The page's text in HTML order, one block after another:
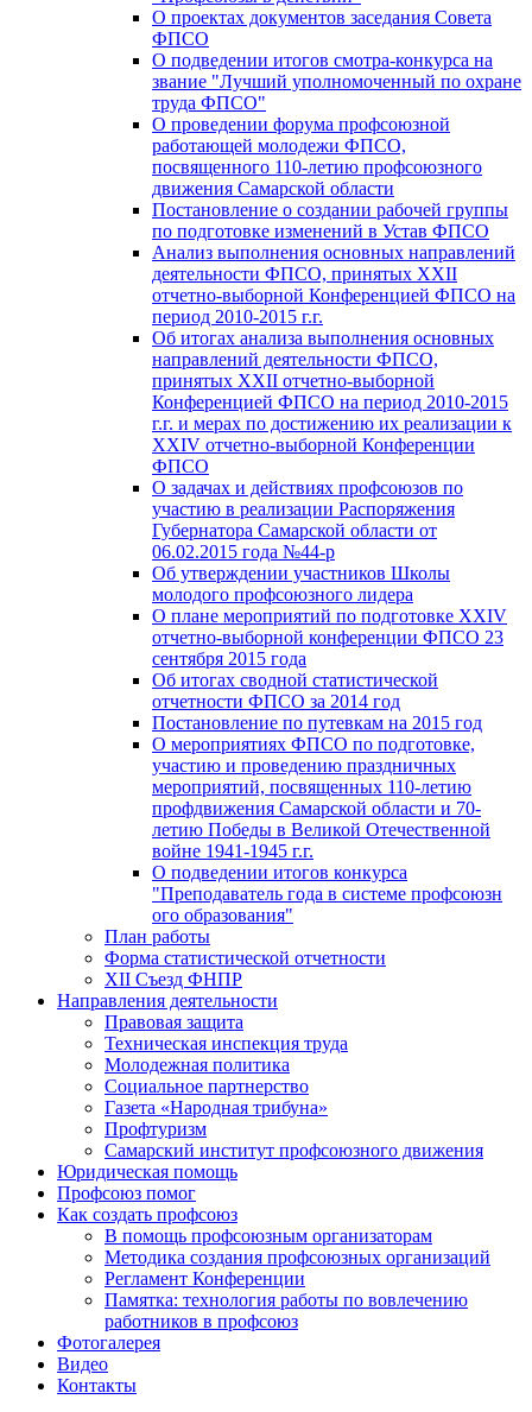
О проектах документов заседания Совета
ФПСО
О подведении итогов смотра-конкурса на
звание "Лучший уполномоченный по охране
труда ФПСО"
О проведении форума профсоюзной
работающей молодежи ФПСО,
посвященного 110-летию профсоюзного
движения Самарской области
Постановление о создании рабочей группы
по подготовке изменений в Устав ФПСО
Анализ выполнения основных направлений
деятельности ФПСО, принятых XXII
отчетно-выборной Конференцией ФПСО на
период 2010-2015 г.г.
Об итогах анализа выполнения основных
направлений деятельности ФПСО,
принятых XXII отчетно-выборной
Конференцией ФПСО на период 2010-2015
г.г. и мерах по достижению их реализации к
XXIV отчетно-выборной Конференции
ФПСО
О задачах и действиях профсоюзов по
участию в реализации Распоряжения
Губернатора Самарской области от
06.02.2015 года №44-р
Об утверждении участников Школы
молодого профсоюзного лидера
О плане мероприятий по подготовке XXIV
отчетно-выборной конференции ФПСО 23
сентября 2015 года
Об итогах сводной статистической
отчетности ФПСО за 2014 год
Постановление по путевкам на 2015 год
О мероприятиях ФПСО по подготовке,
участию и проведению праздничных
мероприятий, посвященных 110-летию
профдвижения Самарской области и 70-
летию Победы в Великой Отечественной
войне 1941-1945 г.г.
О подведении итогов конкурса
"Преподаватель года в системе профсоюзн
ого образования"
План работы
Форма статистической отчетности
XII Съезд ФНПР
Направления деятельности
Правовая защита
Техническая инспекция труда
Молодежная политика
Социальное партнерство
Газета «Народная трибуна»
Профтуризм
Самарский институт профсоюзного движения
Юридическая помощь
Профсоюз помог
Как создать профсоюз
В помощь профсоюзным организаторам
Методика создания профсоюзных организаций
Регламент Конференции
Памятка: технология работы по вовлечению
работников в профсоюз
Фотогалерея
Видео
Контакты